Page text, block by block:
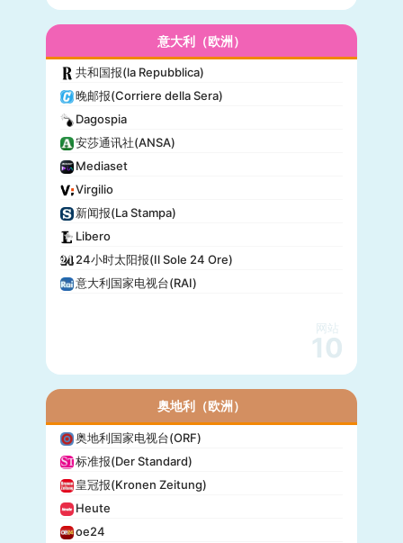
意大利（欧洲）
共和国报(la Repubblica)
晚邮报(Corriere della Sera)
Dagospia
安莎通讯社(ANSA)
Mediaset
Virgilio
新闻报(La Stampa)
Libero
24小时太阳报(Il Sole 24 Ore)
意大利国家电视台(RAI)
网站
10
奥地利（欧洲）
奥地利国家电视台(ORF)
标准报(Der Standard)
皇冠报(Kronen Zeitung)
Heute
oe24